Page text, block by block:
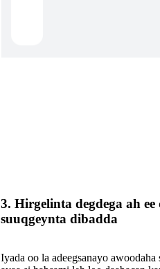
3. Hirgelinta degdega ah
suuqgeynta dibadda
Iyada oo la adeegsanayo